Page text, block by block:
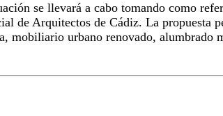
se llevará a cabo tomando como
de Arquitectos de Cádiz. La propuesta
mobiliario urbano renovado, alumbrado